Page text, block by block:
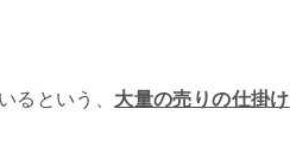
るという、 大量の売りの仕掛け